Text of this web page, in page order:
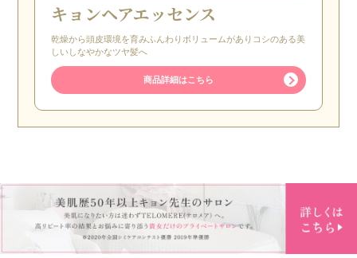
キョンヘアエッセンス
乾燥から頭皮環境を育みふんわりボリュームがありコシのある美
しいしなやかなツヤ髪へ
商品詳細はこちら